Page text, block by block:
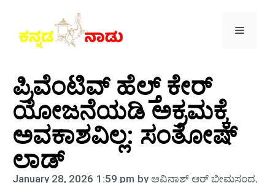
ಪ್ರಿವೆಂಟಿವ್‌ ಹೆಲ್ತ್‌ ಕೇರ್‌
ಯೋಜನೆಯಡಿ ಅಕ್ರಮಕ್ಕೆ
ಅವಕಾಶವಿಲ್ಲ: ಸಂತೋಷ್‌
ಲಾಡ್‌
January 28, 2026 1:59 pm byಅವಿನಾಶ್‌ ಆರ್‌ ಭೀಮಸಂದ್ರ